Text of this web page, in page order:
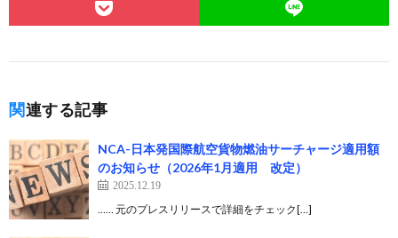
関連する記事
NCA-日本発国際航空貨物燃油サーチャージ適用額
のお知らせ（2026年1月適用 改定）
2025.12.19
…… 元のプレスリリースで詳細をチェック[…]